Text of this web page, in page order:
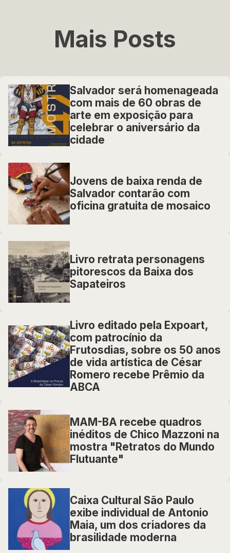
Mais Posts
Salvador será homenageada
com mais de 60 obras de
arte em exposição para
celebrar o aniversário da
cidade
Jovens de baixa renda de
Salvador contarão com
oficina gratuita de mosaico
Livro retrata personagens
pitorescos da Baixa dos
Sapateiros
Livro editado pela Expoart,
com patrocínio da
Frutosdias, sobre os 50 anos
de vida artística de César
Romero recebe Prêmio da
ABCA
MAM-BA recebe quadros
inéditos de Chico Mazzoni na
mostra "Retratos do Mundo
Flutuante"
Caixa Cultural São Paulo
exibe individual de Antonio
Maia, um dos criadores da
brasilidade moderna